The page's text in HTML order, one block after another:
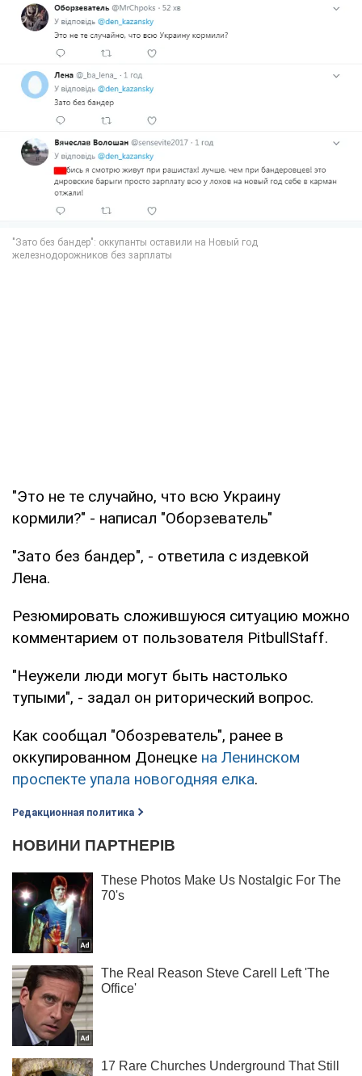
"Это не те случайно, что всю Украину
кормили?" - написал "Оборзеватель"
"Зато без бандер", - ответила с издевкой
Лена.
Резюмировать сложившуюся ситуацию можно
комментарием от пользователя PitbullStaff.
"Неужели люди могут быть настолько
тупыми", - задал он риторический вопрос.
Как сообщал "Обозреватель", ранее в
оккупированном Донецке на Ленинском
проспекте упала новогодняя елка.
Редакционная политика